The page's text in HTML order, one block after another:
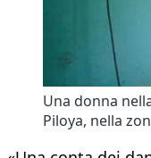
Una donna
Piloya, nella